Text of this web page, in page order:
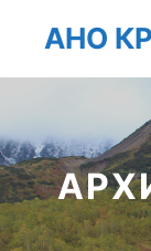
АНО